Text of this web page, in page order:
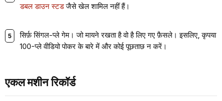
डबल डाउन स्टडजैसे खेल शामिल नहीं हैं।
सिर्फ़ सिंगल-प्ले गेम। जो मायने रखता है वो है लिए गए फ़ैसले। इसलिए, कृपया
100-प्ले वीडियो पोकर के बारे में और कोई पूछताछ न करें।
एकल मशीन रिकॉर्ड